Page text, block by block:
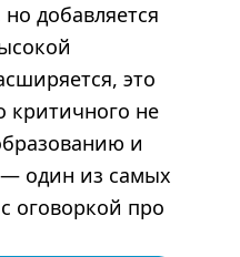
добавляется
это
критичного не
и
один из самых
оговоркой про